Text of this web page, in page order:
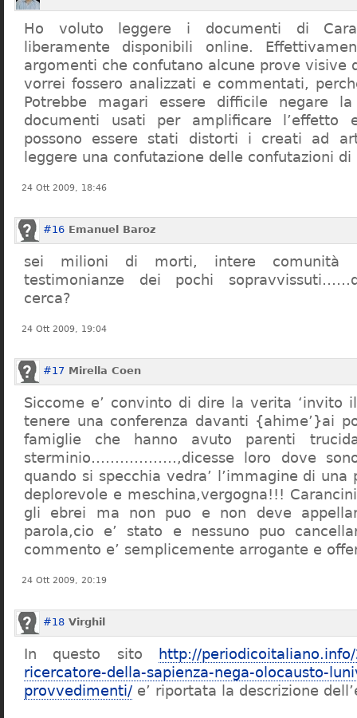
Ho voluto leggere i documenti di
liberamente disponibili online.
argomenti che confutano alcune prove visive
vorrei fossero analizzati e commentati,
Potrebbe magari essere difficile negare
documenti usati per amplificare l’effetto
possono essere stati distorti i creati ad
leggere una confutazione delle confutazioni di
24 Ott 2009, 18:46
#16 Emanuel Baroz
sei milioni di morti, intere comunità
testimonianze dei pochi
cerca?
24 Ott 2009, 19:04
#17 Mirella Coen
Siccome e’ convinto di dire la verita ‘invito
tenere una conferenza davanti {ahime’}ai
famiglie che hanno avuto parenti
sterminio………………,dicesse loro dove
quando si specchia vedra’ l’immagine di una
deplorevole e meschina,vergogna!!!
gli ebrei ma non puo e non deve
parola,cio e’ stato e nessuno puo
commento e’ semplicemente arrogante e
24 Ott 2009, 20:19
#18 Virghil
In questo sito
http://
ricercatore-della-sapienza-nega-olocausto-
provvedimenti/ e’ riportata la descrizione